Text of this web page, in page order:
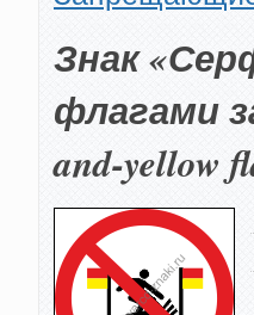
Знак
флагами
and-yellow